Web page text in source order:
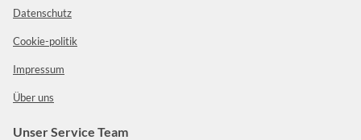
Datenschutz
Cookie-politik
Impressum
Über uns
Unser Service Team